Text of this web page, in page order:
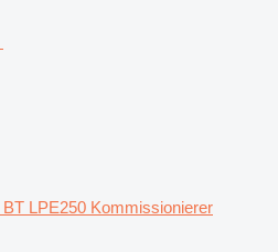
BT LPE250 Kommissionierer